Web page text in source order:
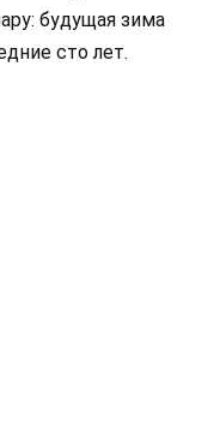
будущая зима
сто лет.